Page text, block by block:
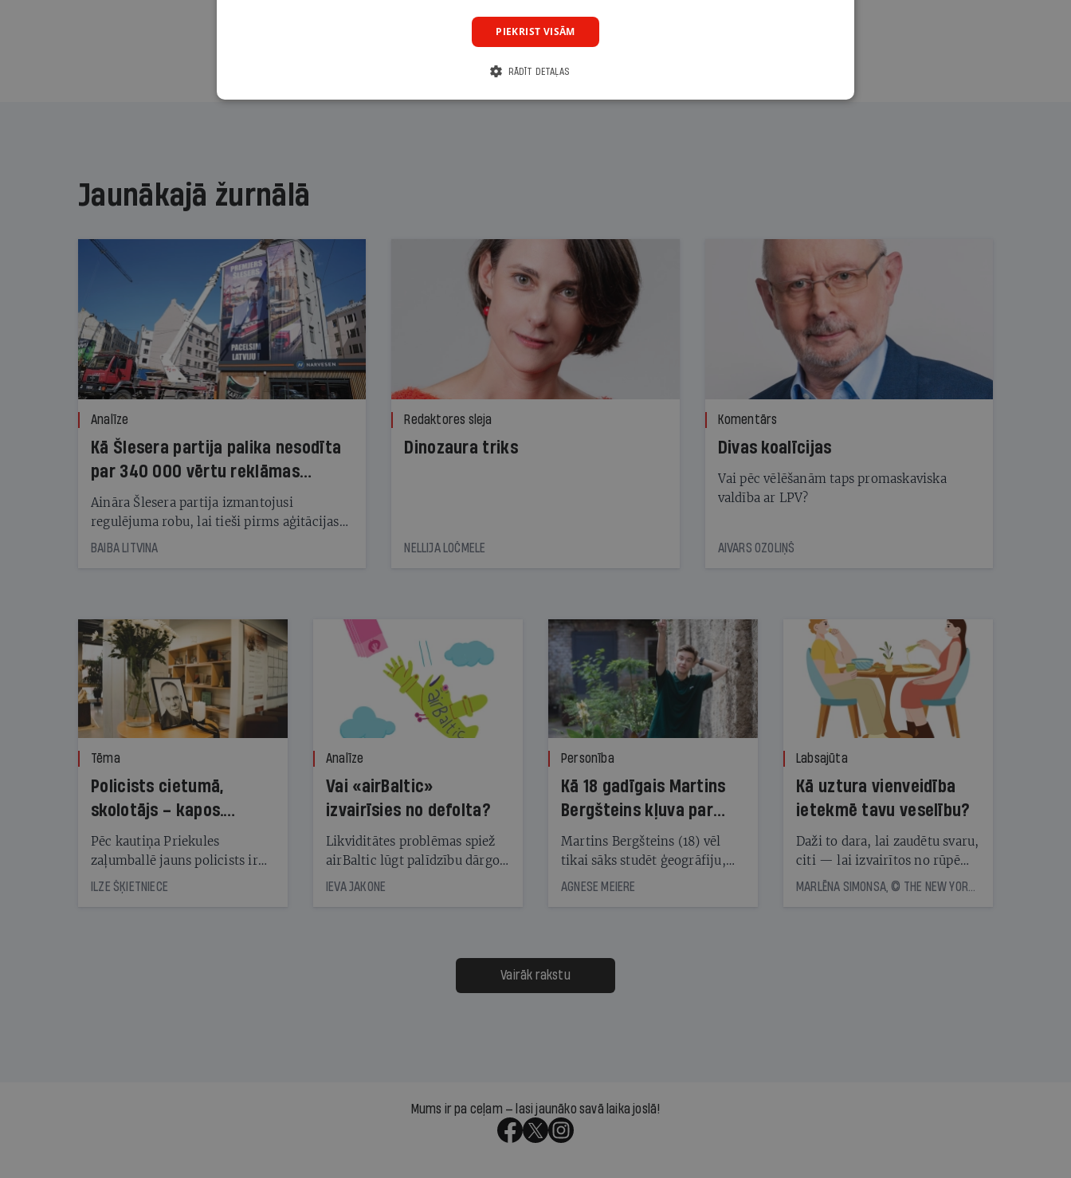
Citas abonēšanas iespējas meklē šeit
Jaunākajā žurnālā
Analīze
Kā Šlesera partija palika nesodīta
par 340 000 vērtu reklāmas
kampaņu
Aināra Šlesera partija izmantojusi
regulējuma robu, lai tieši pirms aģitācijas
starta izreklamētos par summu, kas
BAIBA LITVINA
Redaktores sleja
Dinozaura triks
NELLIJA LOČMELE
Komentārs
Divas koalīcijas
Vai pēc vēlēšanām taps promaskaviska
valdība ar LPV?
AIVARS OZOLIŅŠ
Tēma
Policists cietumā,
skolotājs – kapos.
Reibuma cena Priekulē
Pēc kautiņa Priekules
zaļumballē jauns policists ir
nonācis cietumā, bet
cienījams pedagogs — kapos.
ILZE ŠĶIETNIECE
Analīze
Vai «airBaltic»
izvairīsies no defolta?
Likviditātes problēmas spiež
airBaltic lūgt palīdzību dārgo
obligāciju turētājiem, taču
samaksāt augstos procentus,
kas jāpārskaita jau trīs dienas
pirms nākamās sapulces
IEVA JAKONE
Personība
Kā 18 gadīgais Martins
Bergšteins kļuva par
laika ziņu seju?
Martins Bergšteins (18) vēl
tikai sāks studēt ģeogrāfiju,
bet viņa sacītajam jau uzticas
uzcītīga darba, mammas
atbalsts un drosme turpināt
meteovērojumus arī tad, kad
AGNESE MEIERE
Labsajūta
Kā uztura vienveidība
ietekmē tavu veselību?
Daži to dara, lai zaudētu svaru,
citi — lai izvairītos no rūpēm,
kas saistītas ar ēdienreižu
Vairāk rakstu
Mums ir pa ceļam — lasi jaunāko savā laika joslā!
PIEKRIST VISĀM
RĀDĪT DETAĻAS